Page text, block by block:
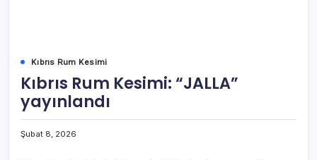
Kıbrıs Rum Kesimi
Kıbrıs Rum Kesimi: “JALLA”
yayınlandı
Şubat 8, 2026